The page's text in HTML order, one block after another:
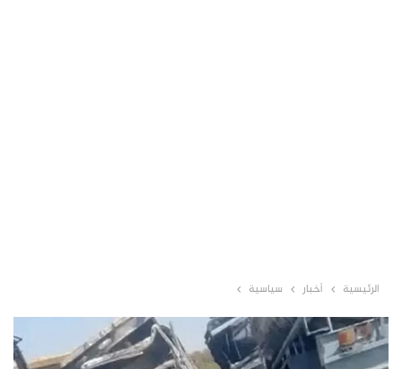
الرئيسية أخبار سياسية